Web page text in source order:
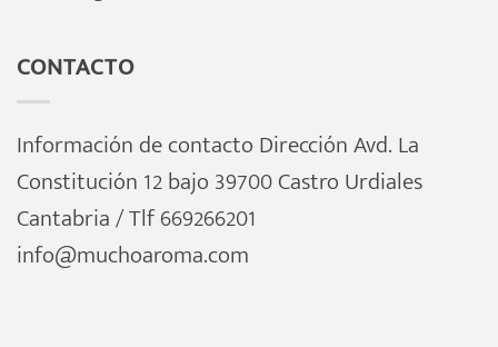
CONTACTO
Información de contacto Dirección Avd. La
Constitución 12 bajo 39700 Castro Urdiales
Cantabria / Tlf 669266201
info@muchoaroma.com